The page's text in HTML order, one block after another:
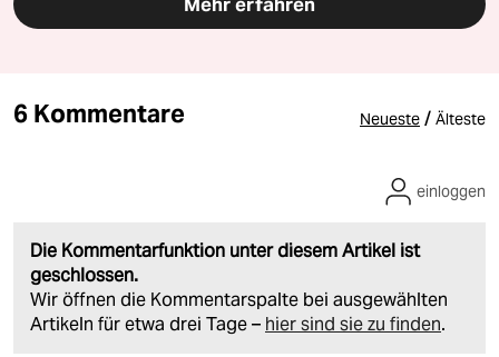
6 Kommentare Neueste / Älteste
Die Kommentarfunktion unter diesem Artikel ist
geschlossen.
Wir öffnen die Kommentarspalte bei ausgewählten
Artikeln für etwa drei Tage – hier sind sie zu finden.
einloggen